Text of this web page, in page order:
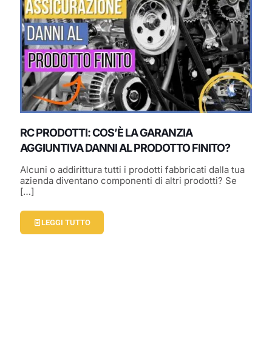
RC PRODOTTI: COS’È LA GARANZIA
AGGIUNTIVA DANNI AL PRODOTTO FINITO?
Alcuni o addirittura tutti i prodotti fabbricati dalla tua
azienda diventano componenti di altri prodotti? Se
[…]
LEGGI TUTTO